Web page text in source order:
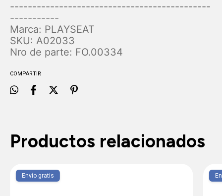
---------------------------------------------
-----------
Marca: PLAYSEAT
SKU: A02033
Nro de parte: FO.00334
COMPARTIR
Productos relacionados
Envío gratis